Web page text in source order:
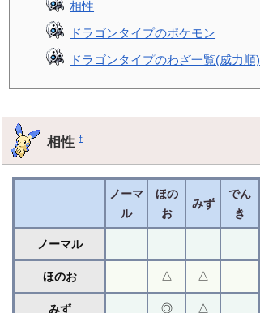
相性
ドラゴンタイプのポケモン
ドラゴンタイプのわざ一覧(威力順)
相性†
ノーマ
ル
ほの
お
みず
でん
き
ノーマル
ほのお △ △
みず ◎ △